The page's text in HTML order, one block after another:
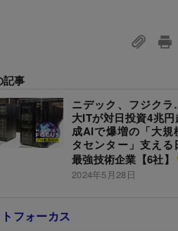
記事
ニデック、フジク
大ITが対日投資4兆
成AIで爆増の「大規
タセンター」支える
最強技術企業【6社】
2024年5月28日
フォーカス